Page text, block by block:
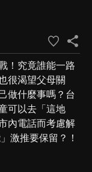
！究竟誰能一路
很渴望父母關
做什麼事嗎？台
可以去「這地
內電話而考慮解
激推要保留？！